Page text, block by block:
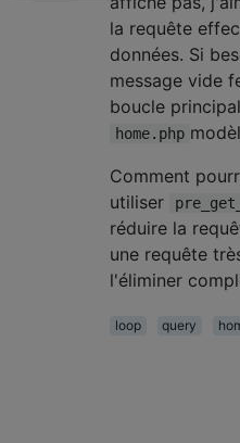
la requête
données. Si
message vide
boucle
home.php
Comment
utiliser
réduire la
une requête
l'éliminer
loop query